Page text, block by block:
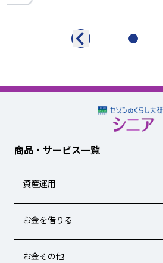
商品・サービス一覧
資産運用
お金を借りる
お金その他